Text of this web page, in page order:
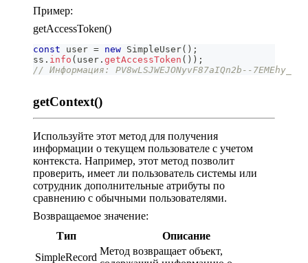
Пример:
getAccessToken()
const user = new SimpleUser( ) ;
ss . info ( user . getAccessToken ( ) ) ;
// Информация: PV8wLSJWEJONyvF87aIQn2b--7EMEhy_
getContext()
Используйте этот метод для получения
информации о текущем пользователе с учетом
контекста. Например, этот метод позволит
проверить, имеет ли пользователь системы или
сотрудник дополнительные атрибуты по
сравнению с обычными пользователями.
Возвращаемое значение:
Тип
Описание
SimpleRecord
Метод возвращает объект,